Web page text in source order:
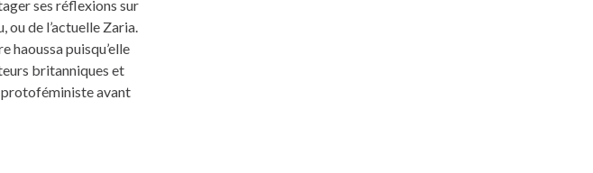
ses réflexions sur
de l’actuelle Zaria.
haoussa puisqu’elle
britanniques et
protoféministe avant